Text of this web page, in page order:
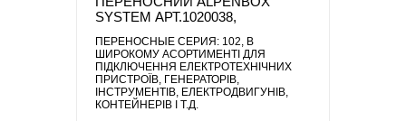
SYSTEM АРТ.1020038,
ПЕРЕНОСНЫЕ CЕРИЯ: 102, В
ШИРОКОМУ АСОРТИМЕНТІ ДЛЯ
ПІДКЛЮЧЕННЯ ЕЛЕКТРОТЕХНІЧНИХ
ПРИСТРОЇВ, ГЕНЕРАТОРІВ,
ІНСТРУМЕНТІВ, ЕЛЕКТРОДВИГУНІВ,
КОНТЕЙНЕРІВ І Т.Д.